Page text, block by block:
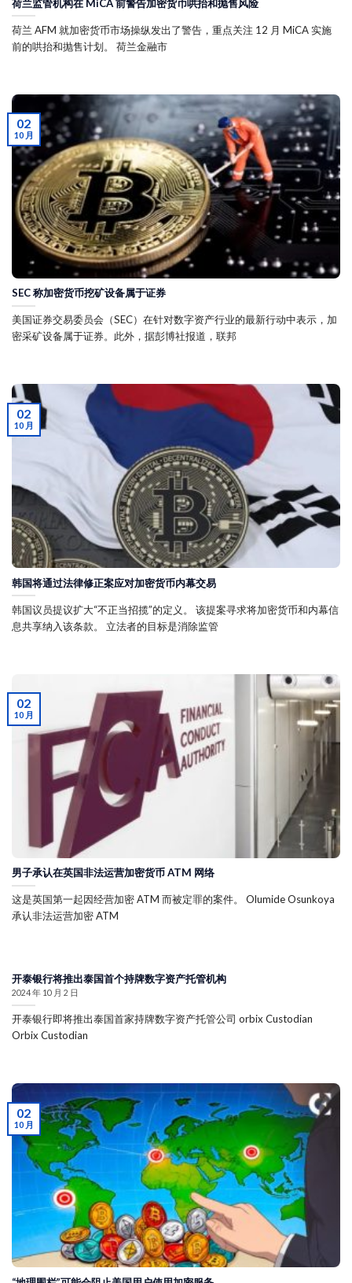
荷兰监管机构在 MiCA 前警告加密货币哄抬和抛售风险
荷兰 AFM 就加密货币市场操纵发出了警告，重点关注 12 月 MiCA 实施
前的哄抬和抛售计划。 荷兰金融市
SEC 称加密货币挖矿设备属于证券
美国证券交易委员会（SEC）在针对数字资产行业的最新行动中表示，加
密采矿设备属于证券。此外，据彭博社报道，联邦
02
10 月
韩国将通过法律修正案应对加密货币内幕交易
韩国议员提议扩大“不正当招揽”的定义。 该提案寻求将加密货币和内幕信
息共享纳入该条款。 立法者的目标是消除监管
02
10 月
男子承认在英国非法运营加密货币 ATM 网络
这是英国第一起因经营加密 ATM 而被定罪的案件。 Olumide Osunkoya
承认非法运营加密 ATM
02
10 月
开泰银行将推出泰国首个持牌数字资产托管机构
2024 年 10 月 2 日
开泰银行即将推出泰国首家持牌数字资产托管公司 orbix Custodian
Orbix Custodian
02
10 月